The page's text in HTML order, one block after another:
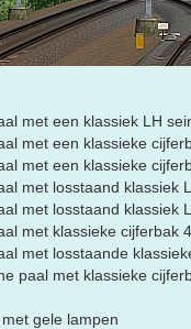
met een klassiek LH
met een klassieke
met een klassieke
met losstaand klassiek
met losstaand klassiek
met klassieke cijferbak 4
met losstaande
paal met klassieke
gele lampen